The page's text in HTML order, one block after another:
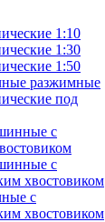
1:10
1:30
1:50
разжимные
под
с
с
хвостовиком
с
хвостовиком